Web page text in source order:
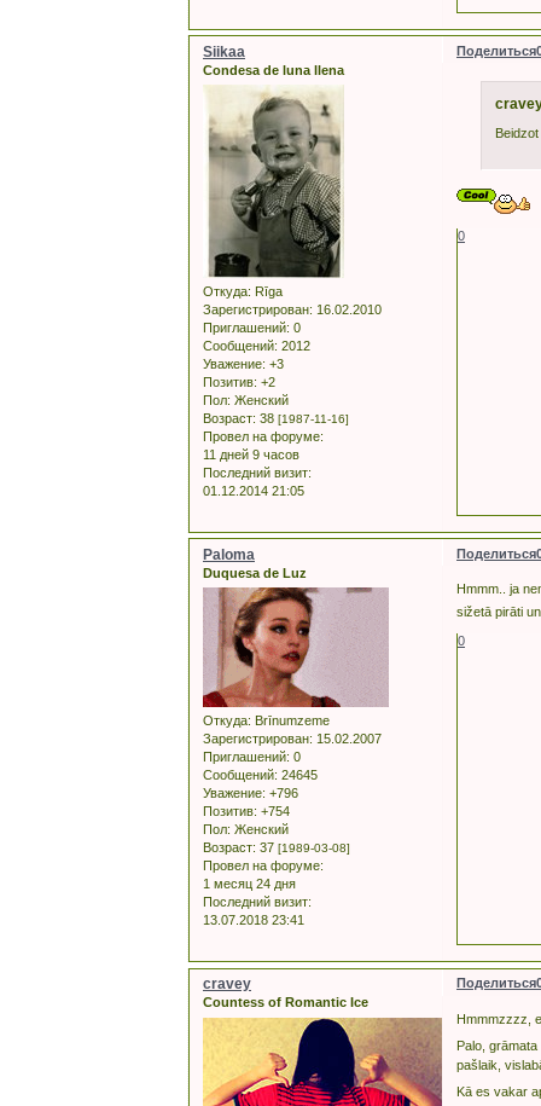
Поделиться
Siikaa
Condesa de luna llena
Откуда: Rīga
Зарегистрирован: 16.02.2010
Приглашений: 0
Сообщений: 2012
Уважение: +3
Позитив: +2
Пол: Женский
Возраст: 38 [1987-11-16]
Провел на форуме:
11 дней 9 часов
Последний визит:
01.12.2014 21:05
0
Поделиться
Paloma
Duquesa de Luz
Откуда: Brīnumzeme
Зарегистрирован: 15.02.2007
Приглашений: 0
Сообщений: 24645
Уважение: +796
Позитив: +754
Пол: Женский
Возраст: 37 [1989-03-08]
Провел на форуме:
1 месяц 24 дня
Последний визит:
13.07.2018 23:41
Hmmm.. ja
sižetā pirāti
0
Поделиться
cravey
Countess of Romantic Ice
Hmmmzzzz,
Palo,
pašlaik,
Kā es vakar